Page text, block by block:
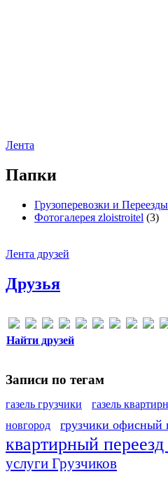
Лента
Папки
Грузоперевозки и Переезды
Фотогалерея zloistroitel (3)
Лента друзей
Друзья
Найти друзей
Записи по тегам
газель грузчики газель
новгород
грузчики офисный
квартирный
услуги Грузчиков